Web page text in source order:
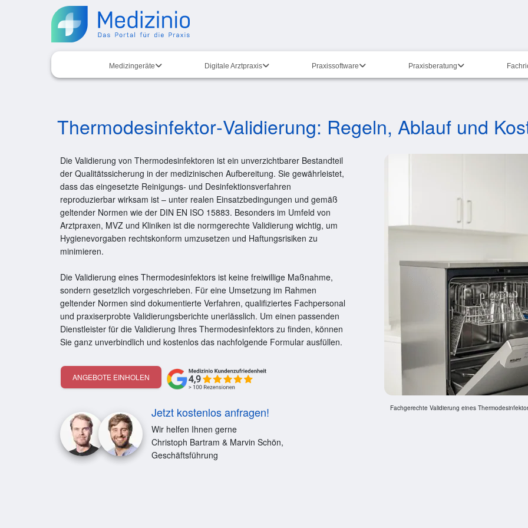
Medizingeräte Digitale Arztpraxis Praxissoftware Praxisberatung
Thermodesinfektor‑Validierung: Regeln, Ablauf und
Die Validierung von Thermodesinfektoren ist ein unverzichtbarer Bestandteil
der Qualitätssicherung in der medizinischen Aufbereitung. Sie gewährleistet,
dass das eingesetzte Reinigungs- und Desinfektionsverfahren
reproduzierbar wirksam ist – unter realen Einsatzbedingungen und gemäß
geltender Normen wie der DIN EN ISO 15883. Besonders im Umfeld von
Arztpraxen, MVZ und Kliniken ist die normgerechte Validierung wichtig, um
Hygienevorgaben rechtskonform umzusetzen und Haftungsrisiken zu
minimieren.
Die Validierung eines Thermodesinfektors ist keine freiwillige Maßnahme,
sondern gesetzlich vorgeschrieben. Für eine Umsetzung im Rahmen
geltender Normen sind dokumentierte Verfahren, qualifiziertes Fachpersonal
und praxiserprobte Validierungsberichte unerlässlich. Um einen passenden
Dienstleister für die Validierung Ihres Thermodesinfektors zu finden, können
Sie ganz unverbindlich und kostenlos das nachfolgende Formular ausfüllen.
ANGEBOTE EINHOLEN
Jetzt kostenlos anfragen!
Wir helfen Ihnen gerne
Christoph Bartram & Marvin Schön,
Geschäftsführung
Fachgerechte Validierung eines